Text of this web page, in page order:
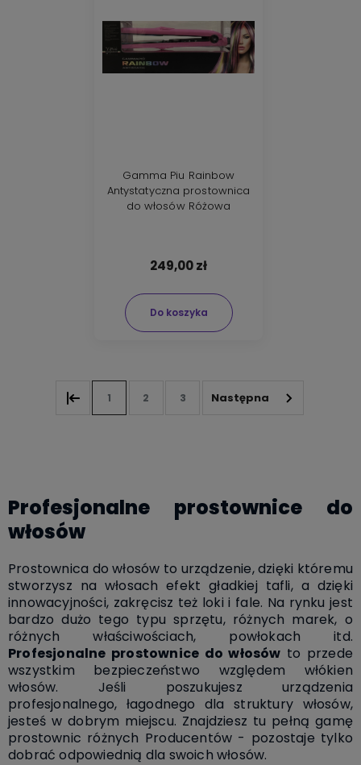
Gamma Piu Rainbow
Antystatyczna prostownica
do włosów Różowa
249,00 zł
Do koszyka
1 2 3
Profesjonalne prostownice do
włosów
Prostownica do włosów to urządzenie, dzięki któremu
stworzysz na włosach efekt gładkiej tafli, a dzięki
innowacyjności, zakręcisz też loki i fale. Na rynku jest
bardzo dużo tego typu sprzętu, różnych marek, o
różnych właściwościach, powłokach itd.
Profesjonalne prostownice do włosów to przede
wszystkim bezpieczeństwo względem włókien
włosów. Jeśli poszukujesz urządzenia
profesjonalnego, łagodnego dla struktury włosów,
jesteś w dobrym miejscu. Znajdziesz tu pełną gamę
prostownic różnych Producentów - pozostaje tylko
dobrać odpowiednią dla swoich włosów.